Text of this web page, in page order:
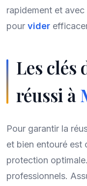
rapidement et
pour vider
Les clés
réussi à
Pour garantir la
et bien entouré est
protection
professionnels.